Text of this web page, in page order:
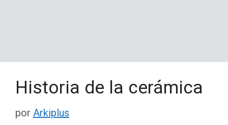
Historia de la cerámica
por Arkiplus